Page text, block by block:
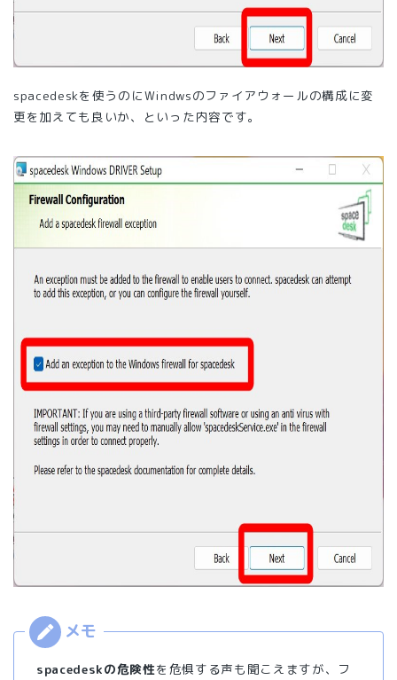
spacedeskを使うのにWindwsのファイアウォールの構成に変
更を加えても良いか、といった内容です。
spacedeskの危険性を危惧する声も聞こえますが、フ